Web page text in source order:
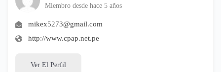
Miembro desde hace 5 años
mikex5273@gmail.com
http://www.cpap.net.pe
Ver El Perfil